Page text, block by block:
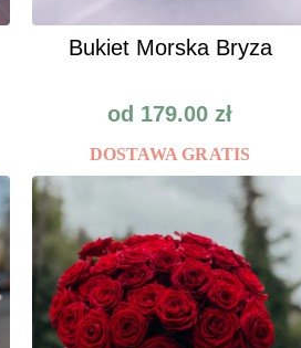
Bukiet Morska Bryza
od 179.00 zł
DOSTAWA GRATIS